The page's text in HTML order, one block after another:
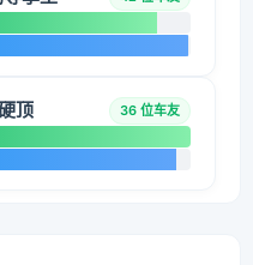
顶 36 位车友